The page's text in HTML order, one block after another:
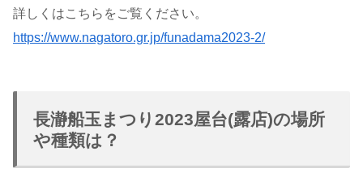
詳しくはこちらをご覧ください。
https://www.nagatoro.gr.jp/funadama2023-2/
長瀞船玉まつり2023屋台(露店)の場所
や種類は？